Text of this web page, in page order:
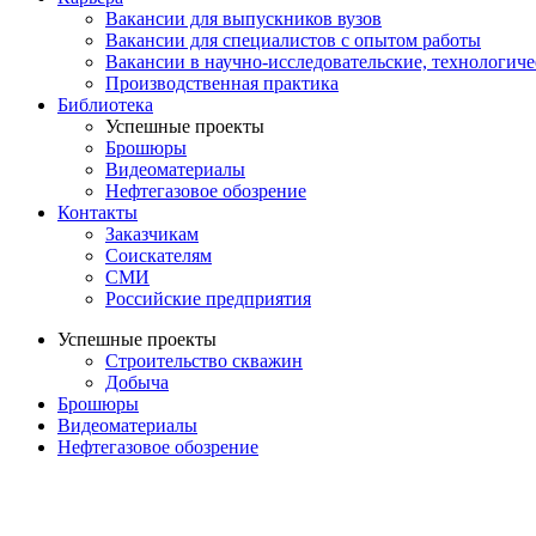
Вакансии для выпускников вузов
Вакансии для специалистов с опытом работы
Вакансии в научно-исследовательские,
Производственная практика
Библиотека
Успешные проекты
Брошюры
Видеоматериалы
Нефтегазовое обозрение
Контакты
Заказчикам
Соискателям
СМИ
Российские предприятия
Успешные проекты
Строительство скважин
Добыча
Брошюры
Видеоматериалы
Нефтегазовое обозрение